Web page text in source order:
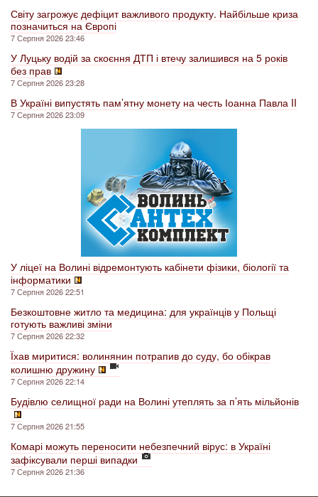
Світу загрожує дефіцит важливого продукту. Найбільше криза
позначиться на Європі
7 Серпня 2026 23:46
У Луцьку водій за скоєння ДТП і втечу залишився на 5 років
без прав
7 Серпня 2026 23:28
В Україні випустять пам’ятну монету на честь Іоанна Павла II
7 Серпня 2026 23:09
У ліцеї на Волині відремонтують кабінети фізики, біології та
інформатики
7 Серпня 2026 22:51
Безкоштовне житло та медицина: для українців у Польщі
готують важливі зміни
7 Серпня 2026 22:32
Їхав миритися: волинянин потрапив до суду, бо обікрав
колишню дружину
7 Серпня 2026 22:14
Будівлю селищної ради на Волині утеплять за п’ять мільйонів
7 Серпня 2026 21:55
Комарі можуть переносити небезпечний вірус: в Україні
зафіксували перші випадки
7 Серпня 2026 21:36